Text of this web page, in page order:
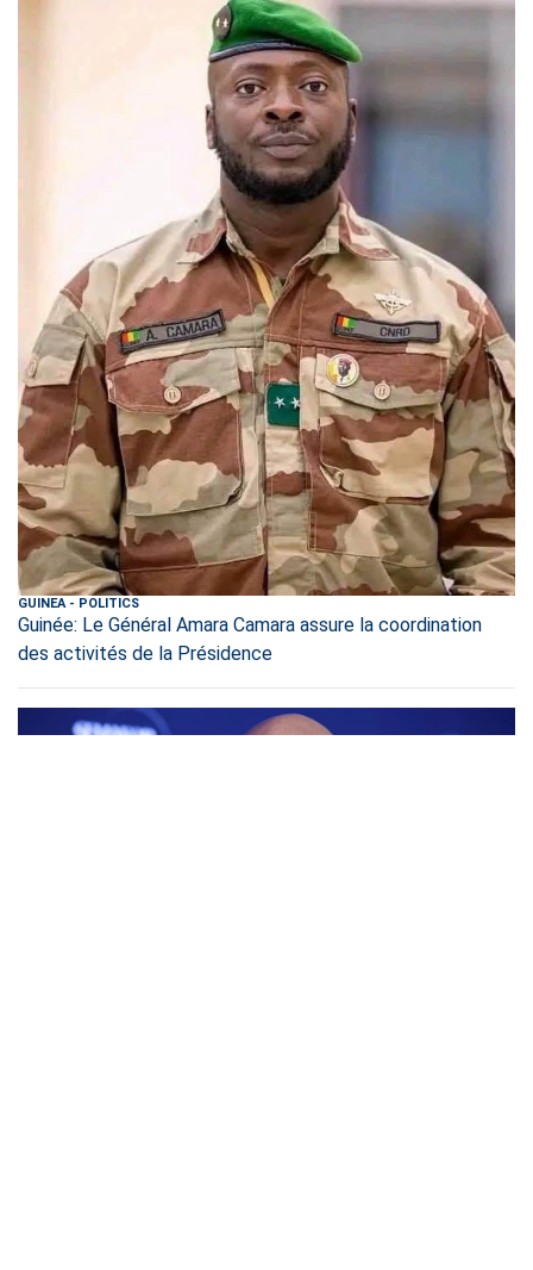
GUINEA- POLITICS
Guinée: Le Général Amara Camara assure la coordination
des activités de la Présidence